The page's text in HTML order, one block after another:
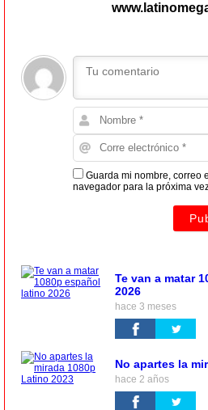
Guarda mi nombre, correo
navegador para la próxima
Te van a matar
2026
hace 3 meses
No apartes la
hace 2 años